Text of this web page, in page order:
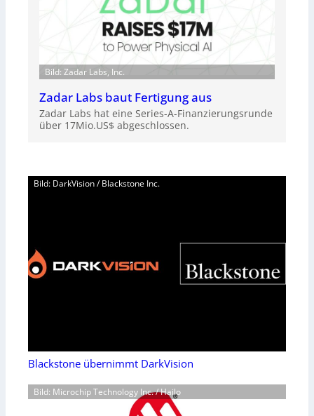
Bild: Zadar Labs, Inc.
Zadar Labs baut Fertigung aus
Zadar Labs hat eine Series-A-Finanzierungsrunde
über 17Mio.US$ abgeschlossen.
Bild: DarkVision / Blackstone Inc.
Blackstone übernimmt DarkVision
Bild: Microchip Technology Inc. / Hailo